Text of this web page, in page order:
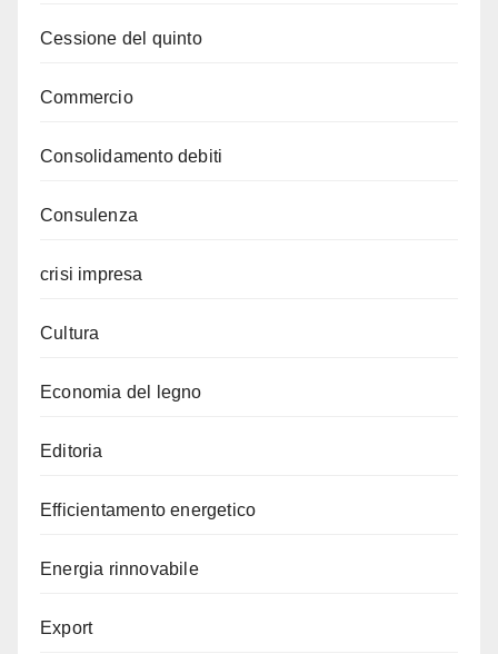
Cessione del quinto
Commercio
Consolidamento debiti
Consulenza
crisi impresa
Cultura
Economia del legno
Editoria
Efficientamento energetico
Energia rinnovabile
Export